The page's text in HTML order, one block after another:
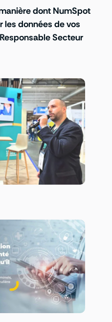
dont NumSpot
les données de vos
Secteur